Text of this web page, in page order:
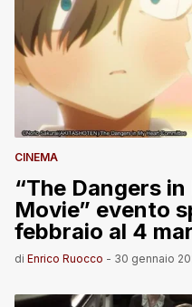
CINEMA
“The Dangers
Movie” evento
febbraio al 4
di Enrico Ruocco - 30 gennaio